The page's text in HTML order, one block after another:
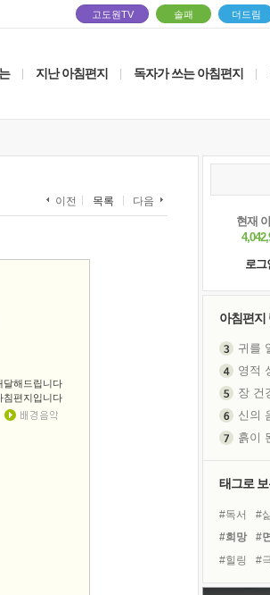
고도원TV 솔패 더드림
지난 아침편지 독자가 쓰는 아침편지
이전 목록 다음
달해드립니다
침편지입니다
현재
로그
아침편지
영적
장 건
신의
태그로
#독서 #
#희망
#
#힐링
#